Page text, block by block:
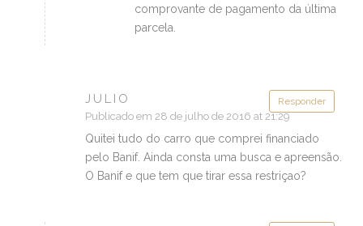
comprovante de pagamento da última
parcela.
Responder
JULIO
Publicado em 28 de julho de 2016 at 21:29
Quitei tudo do carro que comprei financiado
pelo Banif. Ainda consta uma busca e apreensão.
O Banif e que tem que tirar essa restriçao?